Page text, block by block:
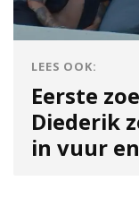
LEES OOK:
Eerste
Diederik
in vuur